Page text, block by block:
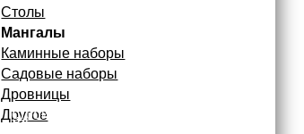
Столы
Мангалы
Каминные наборы
Садовые наборы
Дровницы
Другое
строим по всей России